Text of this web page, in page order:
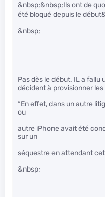
&nbsp;&nbsp;Ils ont de
été bloqué depuis le
&nbsp;
Pas dès le début. IL a fallu
décident à provisionner les
“En effet, dans un autre
ou
autre iPhone avait été
sur un
séquestre en attendant
&nbsp;